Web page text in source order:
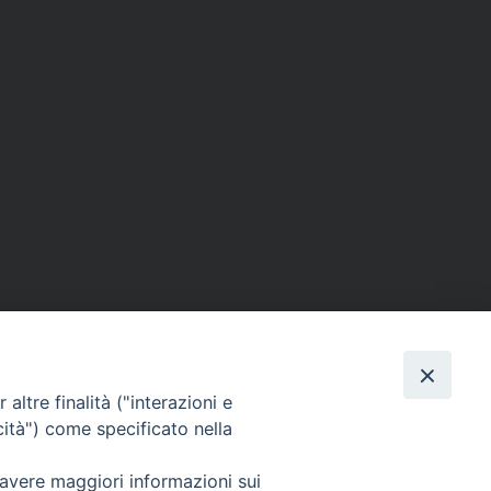
SEGUICI SU
altre finalità ("interazioni e
come specificato nella
maggiori informazioni sui